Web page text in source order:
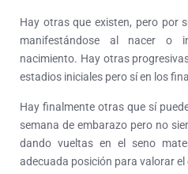
Hay otras que existen, pero por
manifestándose al nacer o
nacimiento. Hay otras
estadios iniciales pero sí en los
Hay finalmente otras que sí
semana de embarazo pero no
dando vueltas en el seno
adecuada posición para valorar el